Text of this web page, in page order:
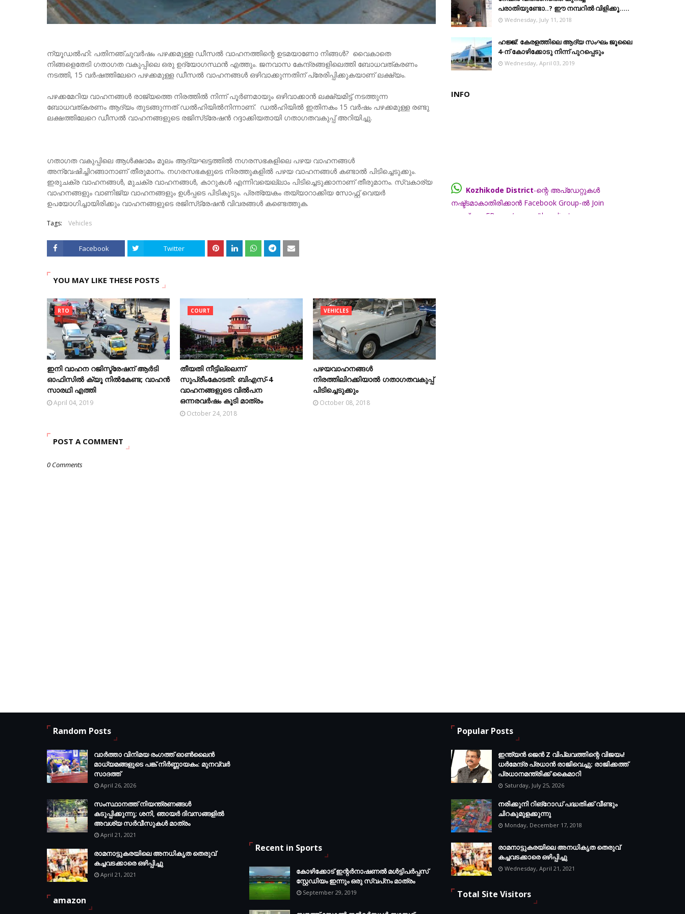
ന്യൂഡല്‍ഹി: പതിനഞ്ചുവര്‍ഷം പഴക്കമുള്ള ഡീസല്‍ വാഹനത്തിന്റെ ഉടമയാണോ നിങ്ങള്‍? വൈകാതെ
നിങ്ങളെതേടി ഗതാഗത വകുപ്പിലെ ഒരു ഉദ്യോഗസ്ഥന്‍ എത്തും. ജനവാസ കേന്ദ്രങ്ങളിലെത്തി ബോധവത്കരണം
നടത്തി, 15 വര്‍ഷത്തിലേറെ പഴക്കമുള്ള ഡീസല്‍ വാഹനങ്ങള്‍ ഒഴിവാക്കുന്നതിന് പ്രേരിപ്പിക്കുകയാണ് ലക്ഷ്യം.
പഴക്കമേറിയ വാഹനങ്ങള്‍ രാജ്യത്തെ നിരത്തില്‍ നിന്ന് പൂര്‍ണമായും ഒഴിവാക്കാന്‍ ലക്ഷ്യമിട്ട് നടത്തുന്ന
ബോധവത്കരണം ആദ്യം തുടങ്ങുന്നത് ഡല്‍ഹിയില്‍നിന്നാണ്. ഡല്‍ഹിയില്‍ ഇതിനകം 15 വര്‍ഷം പഴക്കമുള്ള രണ്ടു
ലക്ഷത്തിലേറെ ഡീസല്‍ വാഹനങ്ങളുടെ രജിസ്‌ട്രേഷന്‍ റദ്ദാക്കിയതായി ഗതാഗതവകുപ്പ് അറിയിച്ചു.
ഗതാഗത വകുപ്പിലെ ആള്‍ക്ഷാമം മൂലം ആദ്യഘട്ടത്തില്‍ നഗരസഭകളിലെ പഴയ വാഹനങ്ങള്‍
അന്വേഷിച്ചിറങ്ങാനാണ് തീരുമാനം. നഗരസഭകളുടെ നിരത്തുകളില്‍ പഴയ വാഹനങ്ങള്‍ കണ്ടാല്‍ പിടിച്ചെടുക്കും.
ഇരുചക്ര വാഹനങ്ങള്‍, മുചക്ര വാഹനങ്ങള്‍, കാറുകള്‍ എന്നിവയെല്ലാം പിടിച്ചെടുക്കാനാണ് തീരുമാനം. സ്വകാര്യ
വാഹനങ്ങളും വാണിജ്യ വാഹനങ്ങളും ഉള്‍പ്പടെ പിടികൂടും. പ്രത്യേകം തയ്യാറാക്കിയ സോഫ്റ്റ് വെയര്‍
ഉപയോഗിച്ചായിരിക്കും വാഹനങ്ങളുടെ രജിസ്‌ട്രേഷന്‍ വിവരങ്ങള്‍ കണ്ടെത്തുക.
Tags: Vehicles
Facebook Twitter
YOU MAY LIKE THESE POSTS
RTO
ഇനി വാഹന റജിസ്ട്രേഷന് ആർടി
ഓഫിസിൽ ക്യൂ നിൽകേണ്ട; വാഹൻ
സാരഥി എത്തി
April 04, 2019
COURT
തീയതി നീട്ടില്ലെന്ന്
സുപ്രീംകോടതി: ബിഎസ്-4
വാഹനങ്ങളുടെ വില്‍പന
ഒന്നരവര്‍ഷം കൂടി മാത്രം
October 24, 2018
VEHICLES
പഴയവാഹനങ്ങള്‍
നിരത്തിലിറക്കിയാല്‍ ഗതാഗതവകുപ്പ്
പിടിച്ചെടുക്കും
October 08, 2018
POST A COMMENT
0 Comments
പരാതിയുണ്ടോ..? ഈ നമ്പറില്‍ വിളിക്കൂ.....
Wednesday, July 11, 2018
ഹജ്ജ്: കേരളത്തിലെ ആദ്യ സംഘം ജൂലൈ
4-ന് കോഴിക്കോടു നിന്ന് പുറപ്പെടും
Wednesday, April 03, 2019
INFO
Kozhikode District-ന്റെ അപ്ഡേറ്റുകൾ
നഷ്ട്ടമാകാതിരിക്കാൻ Facebook Group-ൽ Join
Random Posts
വാർത്താ വിനിമയ രംഗത്ത് ഓൺലൈൻ
മാധ്യമങ്ങളുടെ പങ്ക് നിർണ്ണായകം: മുനവ്വർ
സാദത്ത്
April 26, 2026
സംസ്ഥാനത്ത് നിയന്ത്രണങ്ങള്‍
കടുപ്പിക്കുന്നു; ശനി, ഞായര്‍ ദിവസങ്ങളില്‍
അവശ്യ സര്‍വീസുകള്‍ മാത്രം
April 21, 2021
രാമനാട്ടുകരയിലെ അനധികൃത തെരുവ്
കച്ചവടക്കാരെ ഒഴിപ്പിച്ചു
April 21, 2021
amazon
Recent in Sports
കോഴിക്കോട് ഇന്റര്‍നാഷണല്‍ മള്‍ട്ടിപര്‍പ്പസ്
സ്റ്റേഡിയം ഇന്നും ഒരു സ്വപ്‌നം മാത്രം
September 29, 2019
Popular Posts
ഇന്ത്യൻ ജെൻ Z വിപ്ലവത്തിന്റെ വിജയം!
ധർമേന്ദ്ര പ്രധാൻ രാജിവെച്ചു; രാജിക്കത്ത്
പ്രധാനമന്ത്രിക്ക് കൈമാറി
Saturday, July 25, 2026
നരിക്കുനി റിങ്റോഡ് പദ്ധതിക്ക് വീണ്ടും
ചിറകുമുളക്കുന്നു
Monday, December 17, 2018
രാമനാട്ടുകരയിലെ അനധികൃത തെരുവ്
കച്ചവടക്കാരെ ഒഴിപ്പിച്ചു
Wednesday, April 21, 2021
Total Site Visitors